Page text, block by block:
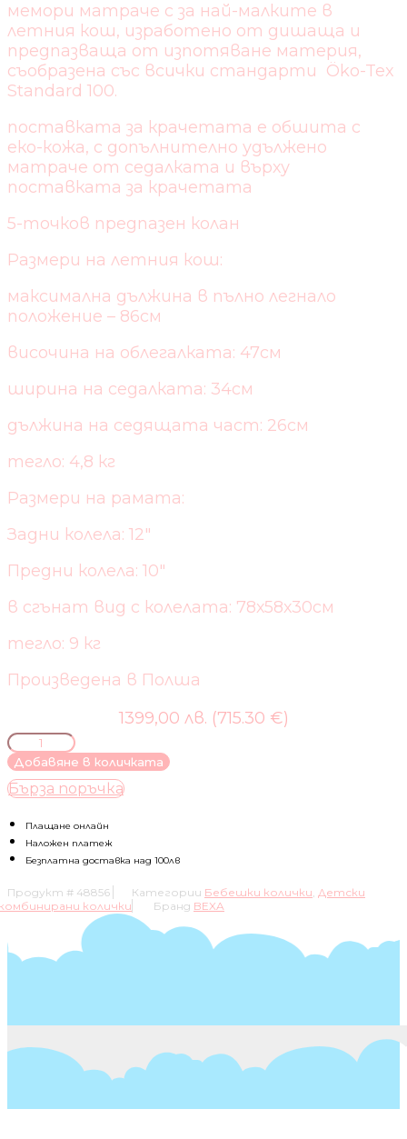
мемори матраче с за най-малките в
летния кош, изработено от дишаща и
предпазваща от изпотяване материя,
съобразена със всички стандарти Öko-Tex
Standard 100.
поставката за крачетата е обшита с
еко-кожа, с допълнително удължено
матраче от седалката и върху
поставката за крачетата
5-точков предпазен колан
Размери на летния кош:
максимална дължина в пълно легнало
положение – 86см
височина на облегалката: 47см
ширина на седалката: 34см
дължина на седящата част: 26см
тегло: 4,8 кг
Размери на рамата:
Задни колела: 12″
Предни колела: 10″
в сгънат вид с колелата: 78х58х30см
тегло: 9 кг
Произведена в Полша
1399,00 лв. (715.30 €)
количество
за
BEXA-
БЕБЕШКА
2В1
IDEAL
2.0
EDITION
ЦВЯТ:
Добавяне в количката
Бърза поръчка
Плащане онлайн
Наложен платеж
Безплатна доставка над 100лв
Продукт # 48856 Категории Бебешки колички, Детски
колички
Бранд BEXA